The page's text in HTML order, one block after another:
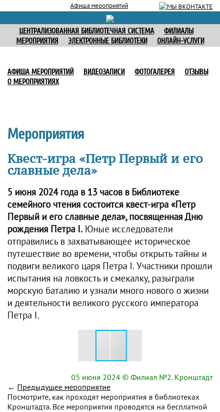
Афиша мероприятий
ЦЕНТРАЛИЗОВАННАЯ БИБЛИОТЕЧНАЯ СИСТЕМА
ФИЛИАЛЫ
МЕРОПРИЯТИЯ
ЭЛЕКТРОННЫЕ БИБЛИОТЕКИ ОНЛАЙН-УСЛУГИ
АФИША МЕРОПРИЯТИЙ ВИДЕОЗАПИСИ ФОТОГАЛЕРЕЯ
ОТЗЫВЫ
О МЕРОПРИЯТИЯХ
Мероприятия
Квест-игра «Петр Первый и его
славные дела»
5 июня 2024 года в 13 часов в Библиотеке
семейного чтения состоится квест-игра «Петр
Первый и его славные дела», посвященная Дню
рождения Петра I. Юные исследователи
отправились в захватывающее историческое
путешествие во времени, чтобы открыть тайны и
подвиги великого царя Петра I. Участники прошли
испытания на ловкость и смекалку, разыграли
морскую баталию и узнали много нового о жизни
и деятельности великого русского императора
Петра I.
05 июня 2024 © Филиал №2. Кронштадт
← Предыдущее мероприятие
Посмотрите, как проходят мероприятия в библиотеках
Кронштадта. Все мероприятия проводятся на бесплатной